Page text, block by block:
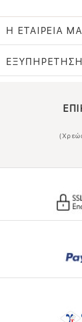
Η ΕΤΑΙΡΕΙΑ